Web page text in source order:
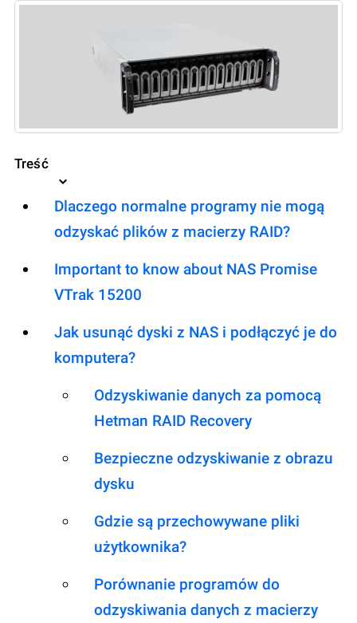
Treść
Dlaczego normalne programy nie mogą
odzyskać plików z macierzy RAID?
Important to know about NAS Promise
VTrak 15200
Jak usunąć dyski z NAS i podłączyć je do
komputera?
Odzyskiwanie danych za pomocą
Hetman RAID Recovery
Bezpieczne odzyskiwanie z obrazu
dysku
Gdzie są przechowywane pliki
użytkownika?
Porównanie programów do
odzyskiwania danych z macierzy